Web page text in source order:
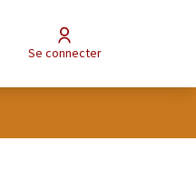
Se connecter